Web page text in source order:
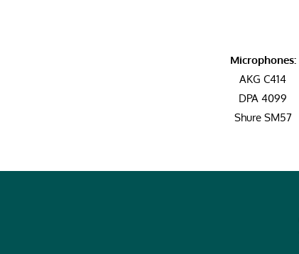
Microphones:
AKG C414
DPA 4099
Shure SM57